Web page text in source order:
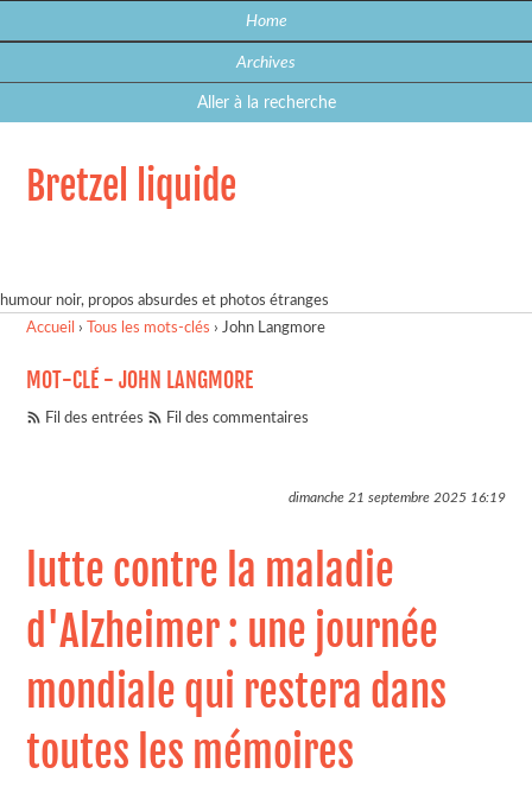
Home
Archives
Aller à la recherche
Bretzel liquide
humour noir, propos absurdes et photos étranges
Accueil › Tous les mots-clés ›John Langmore
MOT-CLÉ - JOHN LANGMORE
Fil des entrées Fil des commentaires
dimanche 21 septembre 202516:19
lutte contre la maladie
d'Alzheimer : une journée
mondiale qui restera dans
toutes les mémoires